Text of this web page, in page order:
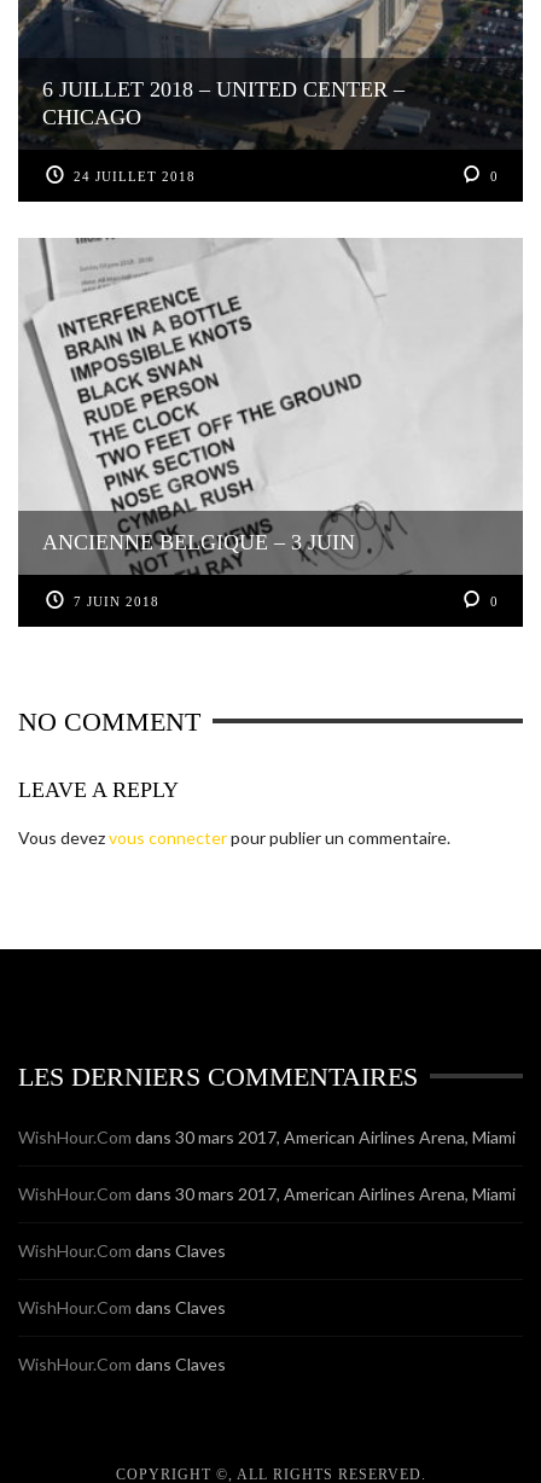
6 JUILLET 2018 – UNITED CENTER –
CHICAGO
24 JUILLET 2018 0
ANCIENNE BELGIQUE – 3 JUIN
7 JUIN 2018 0
NO COMMENT
LEAVE A REPLY
Vous devezvous connecterpour publier un commentaire.
LES DERNIERS COMMENTAIRES
WishHour.Com dans 30 mars 2017, American Airlines Arena, Miami
WishHour.Com dans 30 mars 2017, American Airlines Arena, Miami
WishHour.Com dans Claves
WishHour.Com dans Claves
WishHour.Com dans Claves
COPYRIGHT ©, ALL RIGHTS RESERVED.